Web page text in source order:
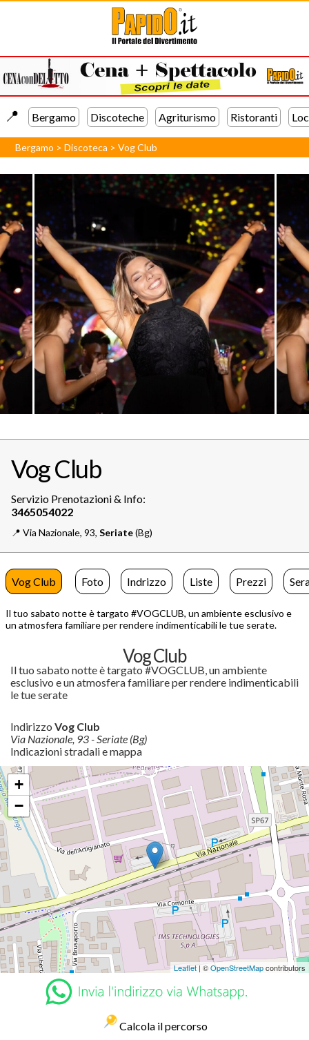
📍️ Bergamo Discoteche Agriturismo Ristoranti
Bergamo >Discoteca >Vog Club
Vog Club
Servizio Prenotazioni & Info:
📍️ Via Nazionale, 93, Seriate(Bg)
Vog Club Foto Indrizzo Liste Prezzi
Il tuo sabato notte è targato #VOGCLUB, un ambiente esclusivo e
un atmosfera familiare per rendere indimenticabili le tue serate.
Vog Club
Il tuo sabato notte è targato #VOGCLUB, un ambiente
esclusivo e un atmosfera familiare per rendere indimenticabili
le tue serate
Indirizzo Vog Club
Via Nazionale, 93 - Seriate (Bg)
Indicazioni stradali e mappa
+
−
Leaflet | ©OpenStreetMapcontributors
Calcola il percorso